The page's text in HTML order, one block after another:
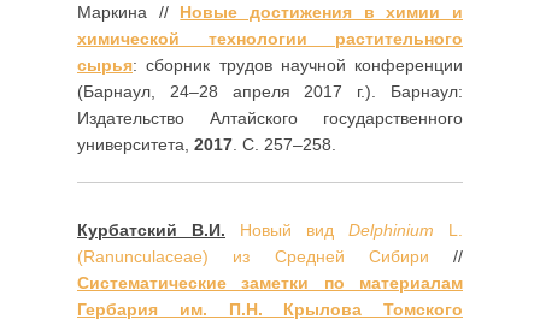
Маркина // Новые достижения в химии и
химической технологии растительного
сырья: сборник трудов научной конференции
(Барнаул, 24–28 апреля 2017 г.). Барнаул:
Издательство Алтайского государственного
университета, 2017. С. 257–258.
Курбатский В.И. Новый вид Delphinium L.
(Ranunculaceae) из Средней Сибири //
Систематические заметки по материалам
Гербария им. П.Н. Крылова Томского